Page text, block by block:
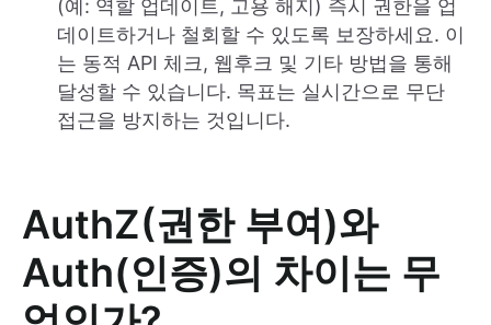
(예: 역할 업데이트, 고용 해지) 즉시 권한을 업
데이트하거나 철회할 수 있도록 보장하세요. 이
는 동적 API 체크, 웹후크 및 기타 방법을 통해
달성할 수 있습니다. 목표는 실시간으로 무단
접근을 방지하는 것입니다.
AuthZ(권한 부여)와
Auth(인증)의 차이는 무